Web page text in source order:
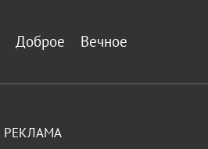
Доброе Вечное
РЕКЛАМА